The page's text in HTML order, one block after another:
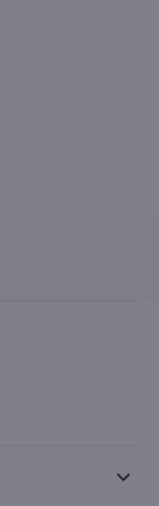
keyboard_arrow_down